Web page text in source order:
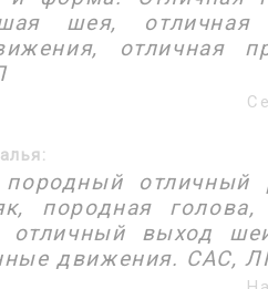
шея, отличная
отличная
отличный
породная
отличный выход
движения. САС,